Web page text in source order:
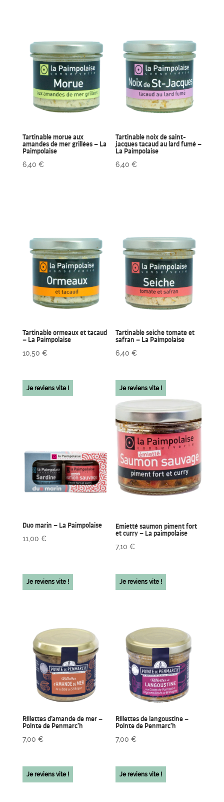
Tartinable morue aux
amandes de mer grillées – La
Paimpolaise
6,40 €
Tartinable noix de saint-
jacques tacaud au lard fumé –
La Paimpolaise
6,40€
Tartinable ormeaux et tacaud
– La Paimpolaise
10,50 €
Tartinable seiche tomate et
safran – La Paimpolaise
6,40€
Je reviens vite !
Duo marin – La Paimpolaise
11,00 €
Je reviens vite !
Emietté saumon piment fort
et curry – La paimpolaise
7,10€
Je reviens vite !
Rillettes d’amande de mer –
Pointe de Penmarc’h
7,00 €
Je reviens vite !
Rillettes de langoustine –
Pointe de Penmarc’h
7,00€
Je reviens vite ! Je reviens vite !